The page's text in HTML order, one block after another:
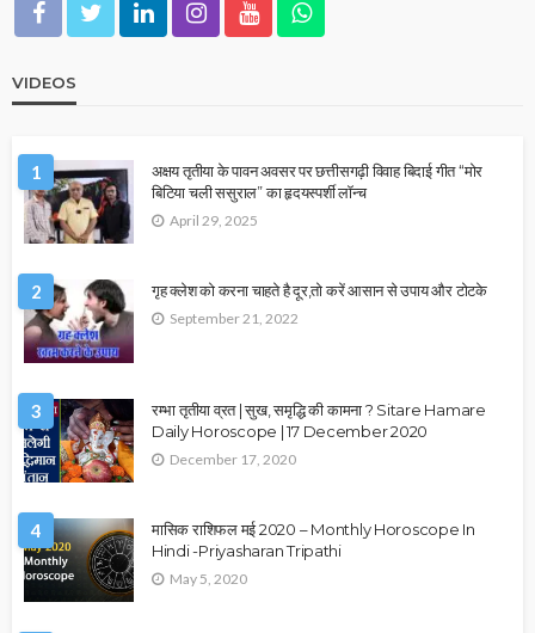
VIDEOS
1
अक्षय तृतीया के पावन अवसर पर छत्तीसगढ़ी विवाह बिदाई गीत “मोर
बिटिया चली ससुराल” का हृदयस्पर्शी लॉन्च
April 29, 2025
2 गृह क्लेश को करना चाहते है दूर,तो करें आसान से उपाय और टोटके
September 21, 2022
3
रम्भा तृतीया व्रत | सुख, समृद्धि की कामना ? Sitare Hamare
Daily Horoscope | 17 December 2020
December 17, 2020
4
मासिक राशिफल मई 2020 – Monthly Horoscope In
Hindi -Priyasharan Tripathi
May 5, 2020